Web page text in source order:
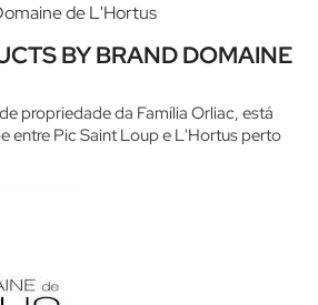
de L'Hortus
BY BRAND DOMAINE
propriedade da Família Orliac, está
entre Pic Saint Loup e L'Hortus perto